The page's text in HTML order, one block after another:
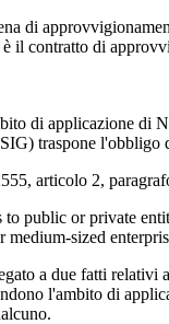
di
il contratto di
di applicazione di
traspone l'obbligo
articolo 2,
to public or private
medium-sized
a due fatti relativi
l'ambito di